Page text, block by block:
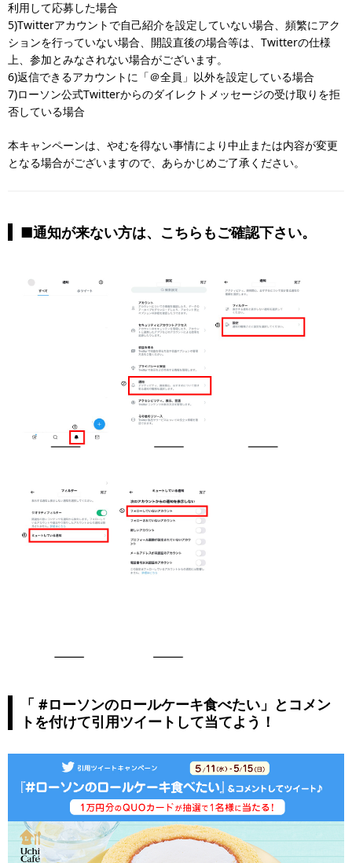
利用して応募した場合
5)Twitterアカウントで自己紹介を設定していない場合、頻繁にアク
ションを行っていない場合、開設直後の場合等は、Twitterの仕様
上、参加とみなされない場合がございます。
6)返信できるアカウントに「＠全員」以外を設定している場合
7)ローソン公式Twitterからのダイレクトメッセージの受け取りを拒
否している場合
本キャンペーンは、やむを得ない事情により中止または内容が変更
となる場合がございますので、あらかじめご了承ください。
■通知が来ない方は、こちらもご確認下さい。
「 #ローソンのロールケーキ食べたい」とコメン
トを付けて引用ツイートして当てよう！